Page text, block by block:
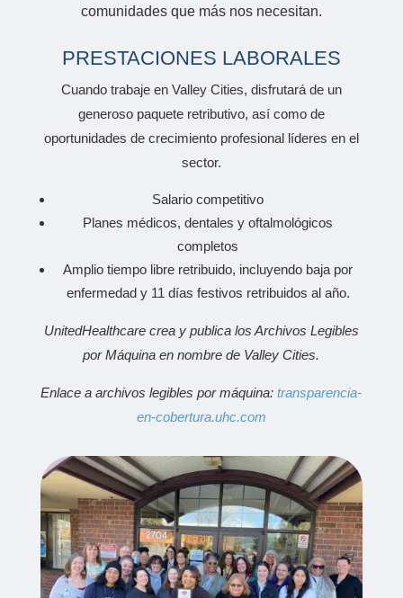
comunidades que más nos necesitan.
PRESTACIONES LABORALES
Cuando trabaje en Valley Cities, disfrutará de un
generoso paquete retributivo, así como de
oportunidades de crecimiento profesional líderes en el
sector.
Salario competitivo
Planes médicos, dentales y oftalmológicos
completos
Amplio tiempo libre retribuido, incluyendo baja por
enfermedad y 11 días festivos retribuidos al año.
UnitedHealthcare crea y publica los Archivos Legibles
por Máquina en nombre de Valley Cities.
Enlace a archivos legibles por máquina:transparencia-
en-cobertura.uhc.com